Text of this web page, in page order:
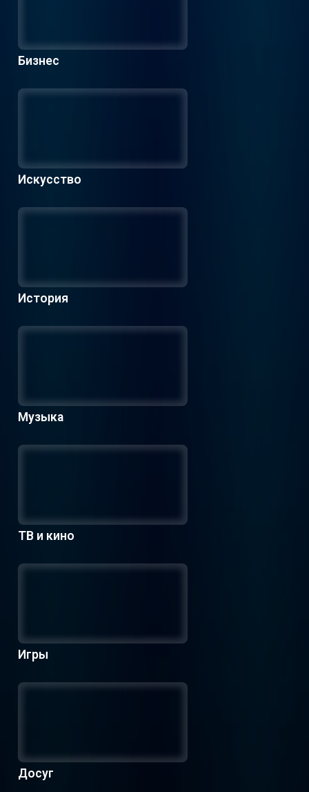
Бизнес
Искусство
История
Музыка
ТВ и кино
Игры
Досуг